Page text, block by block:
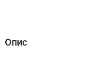
Опис